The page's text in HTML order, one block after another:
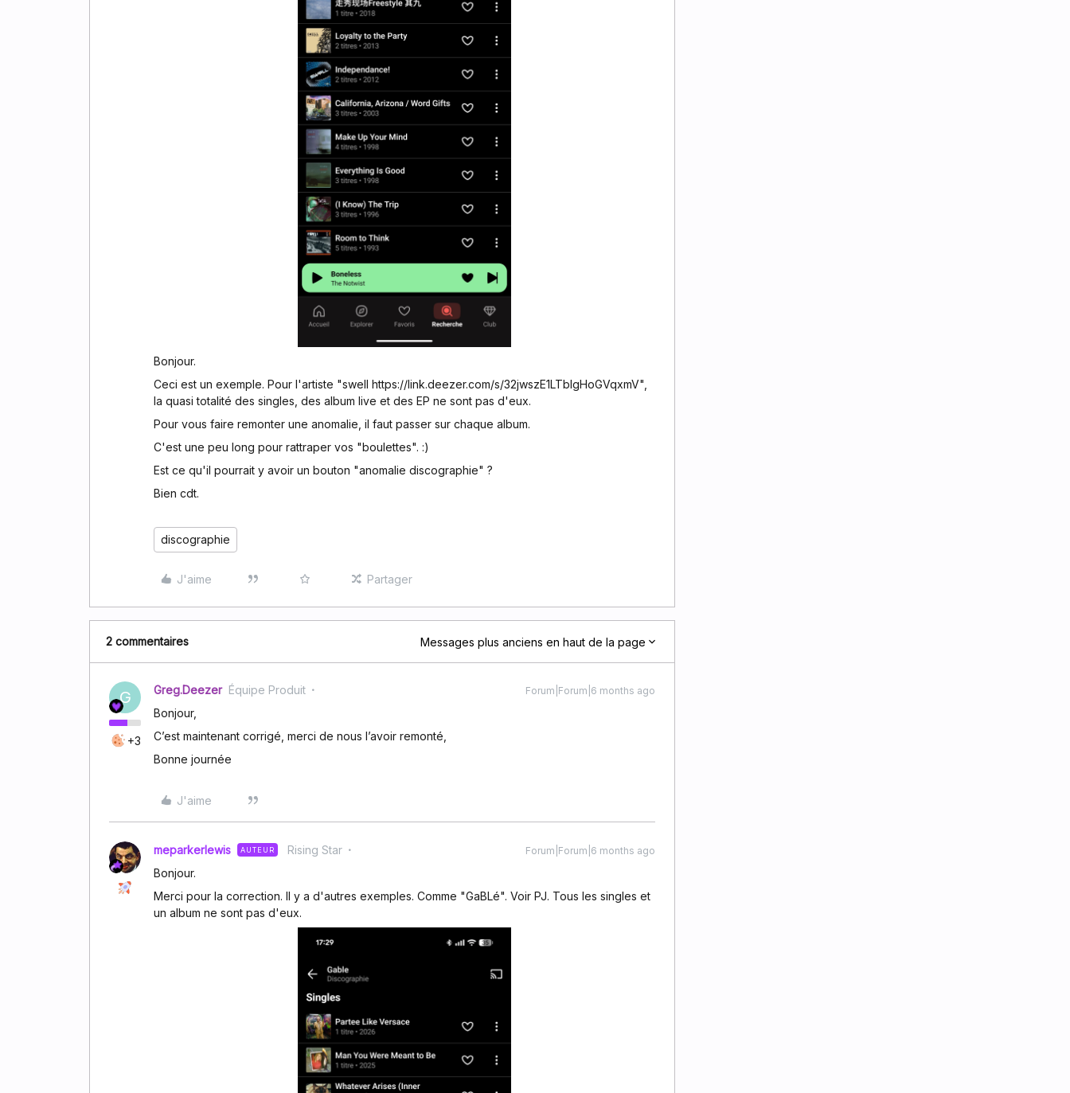
Bonjour.
Ceci est un exemple. Pour l'artiste "swell https://link.deezer.com/s/32jwszE1LTbIgHoGVqxmV",
la quasi totalité des singles, des album live et des EP ne sont pas d'eux.
Pour vous faire remonter une anomalie, il faut passer sur chaque album.
C'est une peu long pour rattraper vos "boulettes". :)
Est ce qu'il pourrait y avoir un bouton "anomalie discographie" ?
Bien cdt.
discographie
J'aime Partager
2 commentaires Messages plus anciens en haut de la page
G
+3
Greg.Deezer Équipe Produit Forum|Forum|6 months ago
Bonjour,
C’est maintenant corrigé, merci de nous l’avoir remonté,
Bonne journée
J'aime
meparkerlewis AUTEUR Rising Star Forum|Forum|6 months ago
Bonjour.
Merci pour la correction. Il y a d'autres exemples. Comme "GaBLé". Voir PJ. Tous les singles et
un album ne sont pas d'eux.